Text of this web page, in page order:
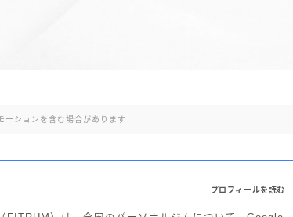
ーションを含む場合があります
プロフィールを読む